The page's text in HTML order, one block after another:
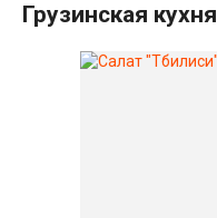
Грузинская кухня